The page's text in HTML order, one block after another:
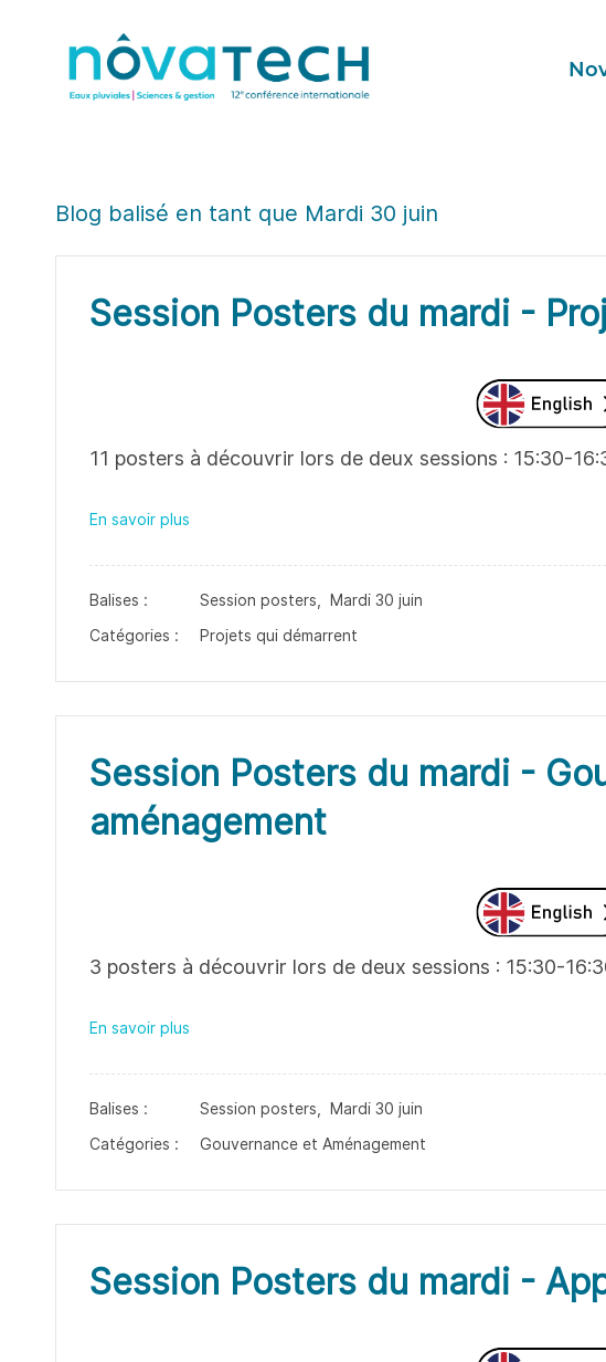
Blog balisé en tant que Mardi 30 juin
Session Posters du mardi -
11 posters à découvrir lors de deux sessions : 15:30-
En savoir plus
Balises : Session posters, Mardi 30 juin
Catégories :
Projets qui démarrent
Session Posters du mardi -
aménagement
3 posters à découvrir lors de deux sessions : 15:30-
En savoir plus
Balises : Session posters, Mardi 30 juin
Catégories :
Gouvernance et Aménagement
Session Posters du mardi -